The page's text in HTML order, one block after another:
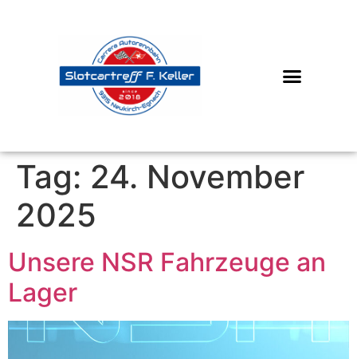
Tag: 24. November
2025
Unsere NSR Fahrzeuge an
Lager